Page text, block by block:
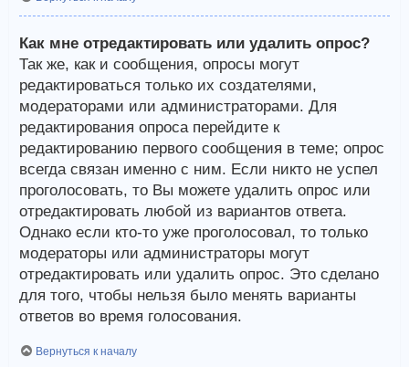
Как мне отредактировать или удалить опрос?
Так же, как и сообщения, опросы могут
редактироваться только их создателями,
модераторами или администраторами. Для
редактирования опроса перейдите к
редактированию первого сообщения в теме; опрос
всегда связан именно с ним. Если никто не успел
проголосовать, то Вы можете удалить опрос или
отредактировать любой из вариантов ответа.
Однако если кто-то уже проголосовал, то только
модераторы или администраторы могут
отредактировать или удалить опрос. Это сделано
для того, чтобы нельзя было менять варианты
ответов во время голосования.
Вернуться к началу